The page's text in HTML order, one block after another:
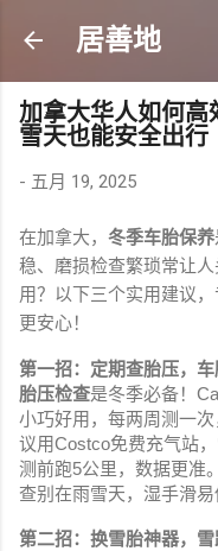
居善地
加拿大华人如何高
雪天也能安全出行
- 五月 19, 2025
在加拿大， 冬季车胎保养
稳、磨损检查繁琐常让
用？以下三个实用建议
更安心！
第一招：定期查胎压，车
胎压检查是冬季必备！
小巧好用，每两周测一
议用Costco免费充气站
测前跑5公里，数据更准
查别在雨雪天，湿手滑易
第二招：换雪胎神器，